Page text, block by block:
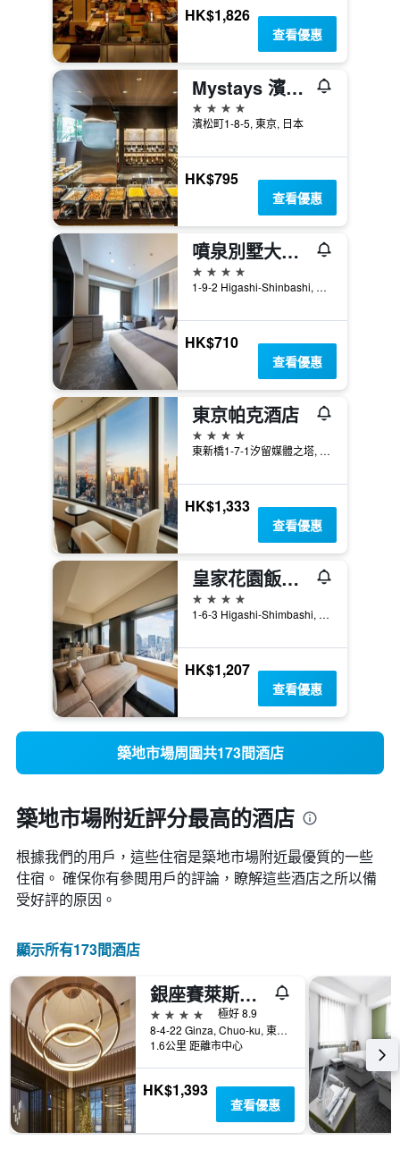
HK$1,826
查看優惠
Mystays 濱松町精品酒店
4星級
濱松町1-8-5, 東京, 日本
HK$795
查看優惠
噴泉別墅大酒店 - 東京汐留
4星級
1-9-2 Higashi-Shinbashi, Minato-ku, 東京, 日本
HK$710
查看優惠
東京帕克酒店
4星級
東新橋1-7-1汐留媒體之塔, 東京, 日本
HK$1,333
查看優惠
皇家花園飯店the汐留
4星級
1-6-3 Higashi-Shimbashi, Minato-ku, 東京, 日本
HK$1,207
查看優惠
築地市場周圍共173間酒店
築地市場附近評分最高的酒店
根據我們的用戶，這些住宿是築地市場​附近最優質的一些
住宿。 確保你有參閲用戶的評論，瞭解這些酒店之所以備
受好評的原因。
顯示所有173間酒店
銀座賽萊斯廷酒店
4星級
極好 8.9
8-4-22 Ginza, Chuo-ku, 東京, 日本
1.6公里 距離市中心
HK$1,393
查看優惠